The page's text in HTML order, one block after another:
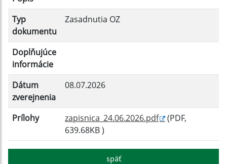
Filtrovať
Typ
dokumentu
Zasadnutia OZ
Doplňujúce
informácie
Dátum
zverejnenia
08.07.2026
Prílohy zapisnica_24.06.2026.pdf
(PDF,
639.68KB )
späť